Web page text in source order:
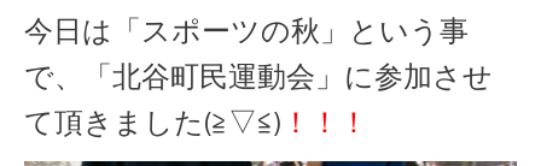
今日は「スポーツの秋」という事
で、「北谷町民運動会」に参加させ
て頂きました(≧▽≦) ！！！